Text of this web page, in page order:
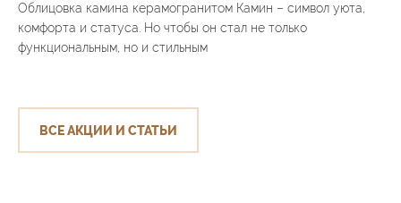
Облицовка камина керамогранитом Камин – символ уюта,
комфорта и статуса. Но чтобы он стал не только
функциональным, но и стильным
ВСЕ АКЦИИ И СТАТЬИ